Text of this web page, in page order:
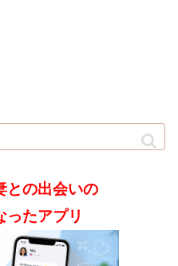
との出会いの
ったアプリ